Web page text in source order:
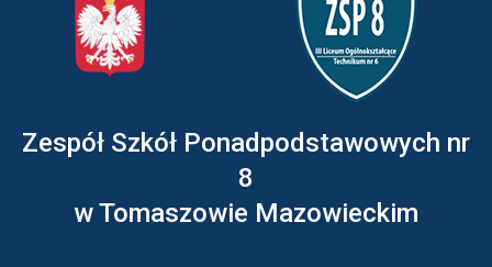
Zespół Szkół Ponadpodstawowych nr
8
w Tomaszowie Mazowieckim